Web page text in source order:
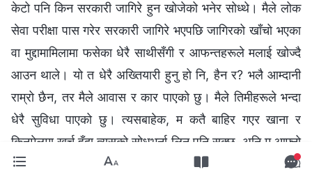
केटो पनि किन सरकारी जागिरे हुन खोजेको भनेर सोध्थे। मैले लोक
सेवा परीक्षा पास गरेर सरकारी जागिरे भएपछि जागिरको खाँचो भएका
वा मुद्दामामिलामा फसेका धेरै साथीसँगी र आफन्तहरूले मलाई खोज्दै
आउन थाले। यो त धेरै अख्तियारी हुनु हो नि, हैन र? भलै आम्दानी
राम्रो छैन, तर मैले आवास र कार पाएको छु। मैले तिमीहरूले भन्दा
धेरै सुविधा पाएको छु। त्यसबाहेक, म कतै बाहिर गएर खाना र
किनमेलमा खर्च हुँदा त्यसको सोधभर्ना लिन पनि सक्छु, अनि म आफ्नो
पैसा खर्च नगरी ट्याक्सी वा हवाइजहाजबाट यात्रा गर्न सक्छु।